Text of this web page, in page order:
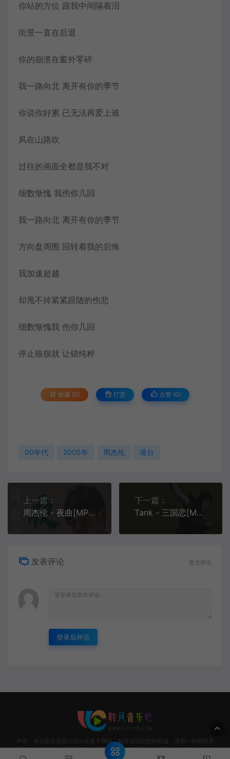
你站的方位 跟我中间隔着泪
街景一直在后退
你的崩溃在窗外零碎
我一路向北 离开有你的季节
你说你好累 已无法再爱上谁
风在山路吹
过往的画面全都是我不对
细数惭愧 我伤你几回
我一路向北 离开有你的季节
方向盘周围 回转着我的后悔
我加速超越
却甩不掉紧紧跟随的伤悲
细数惭愧我 伤你几回
停止狼狈就 让错纯粹
收藏 (0) 打赏 点赞 (0)
00年代 2005年 周杰伦 港台
上一篇：
周杰伦 - 夜曲[MP3-320K/FLAC][8.7M/25.9M]
下一篇：
Tank - 三国恋[MP3-320K/FLAC][9.5M/31.6M]
发表评论 暂无评论
登录后评论
声明：本站影音资源大部分收集于网络，如有侵犯到您的权益，请第一时间联系
我们。 敬请各位支持正版音乐，网站资源请勿商用或非法用途！© 2020-2026